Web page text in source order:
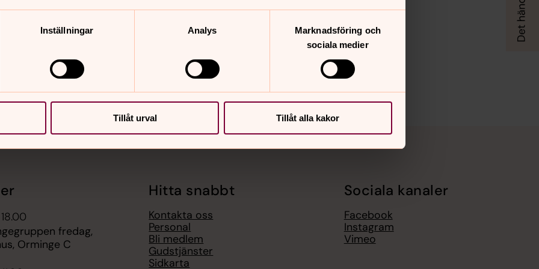
Inställningar Analys
Marknadsföring och
sociala medier
Tillåt urval Tillåt alla kakor
fredag,
Orminge C
Hitta snabbt
Kontakta oss
Personal
Bli medlem
Gudstjänster
Sidkarta
Sociala kanaler
Facebook
Instagram
Vimeo